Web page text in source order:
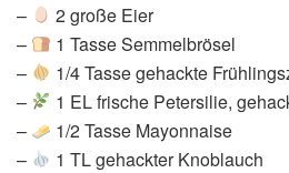
–
2 große Eier
–
1 Tasse Semmelbrösel
–
1/4 Tasse gehackte
–
1 EL frische Petersilie,
–
1/2 Tasse Mayonnaise
–
1 TL gehackter Knoblauch